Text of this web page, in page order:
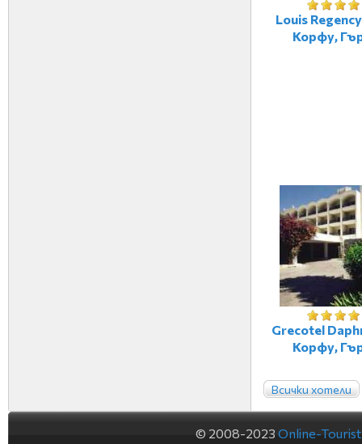
Louis
Корфу,
Grecotel
Корфу,
Всички хотели
© 2008-2023 Online-